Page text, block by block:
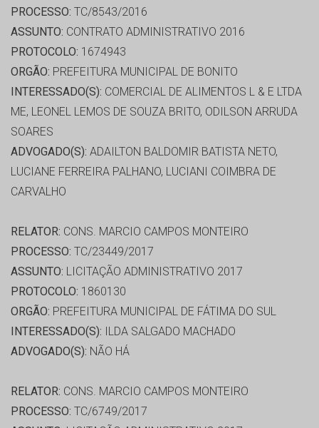
PROCESSO: TC/8543/2016
ASSUNTO: CONTRATO ADMINISTRATIVO 2016
PROTOCOLO: 1674943
ORGÃO: PREFEITURA MUNICIPAL DE BONITO
INTERESSADO(S): COMERCIAL DE ALIMENTOS L & E LTDA
ME, LEONEL LEMOS DE SOUZA BRITO, ODILSON ARRUDA
SOARES
ADVOGADO(S): ADAILTON BALDOMIR BATISTA NETO,
LUCIANE FERREIRA PALHANO, LUCIANI COIMBRA DE
CARVALHO
RELATOR: CONS. MARCIO CAMPOS MONTEIRO
PROCESSO: TC/23449/2017
ASSUNTO: LICITAÇÃO ADMINISTRATIVO 2017
PROTOCOLO: 1860130
ORGÃO: PREFEITURA MUNICIPAL DE FÁTIMA DO SUL
INTERESSADO(S): ILDA SALGADO MACHADO
ADVOGADO(S): NÃO HÁ
RELATOR: CONS. MARCIO CAMPOS MONTEIRO
PROCESSO: TC/6749/2017